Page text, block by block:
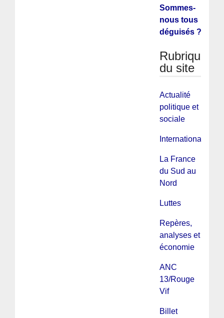
Sommes-
nous tous
déguisés ?
Rubriques
du site
Actualité
politique et
sociale
International
La France
du Sud au
Nord
Luttes
Repères,
analyses et
économie
ANC
13/Rouge
Vif
Billet